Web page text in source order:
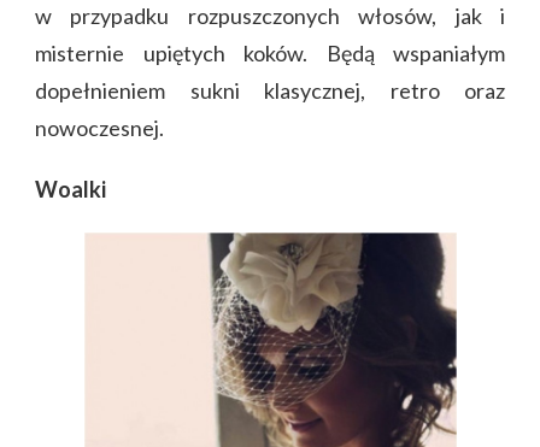
w przypadku rozpuszczonych włosów, jak i
misternie upiętych koków. Będą wspaniałym
dopełnieniem sukni klasycznej, retro oraz
nowoczesnej.
Woalki